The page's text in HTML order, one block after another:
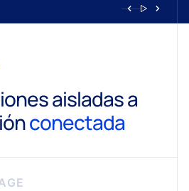
aisladas a
conectada